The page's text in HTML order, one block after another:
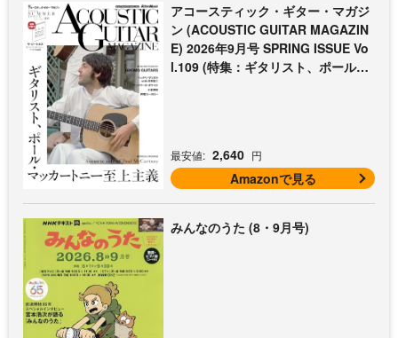
アコースティック・ギター・マガジ
ン (ACOUSTIC GUITAR MAGAZIN
E) 2026年9月号 SPRING ISSUE Vo
l.109 (特集：ギタリスト、ポール・
最安値: 2,640 円
Amazonで見る
みんなのうた (8・9月号)